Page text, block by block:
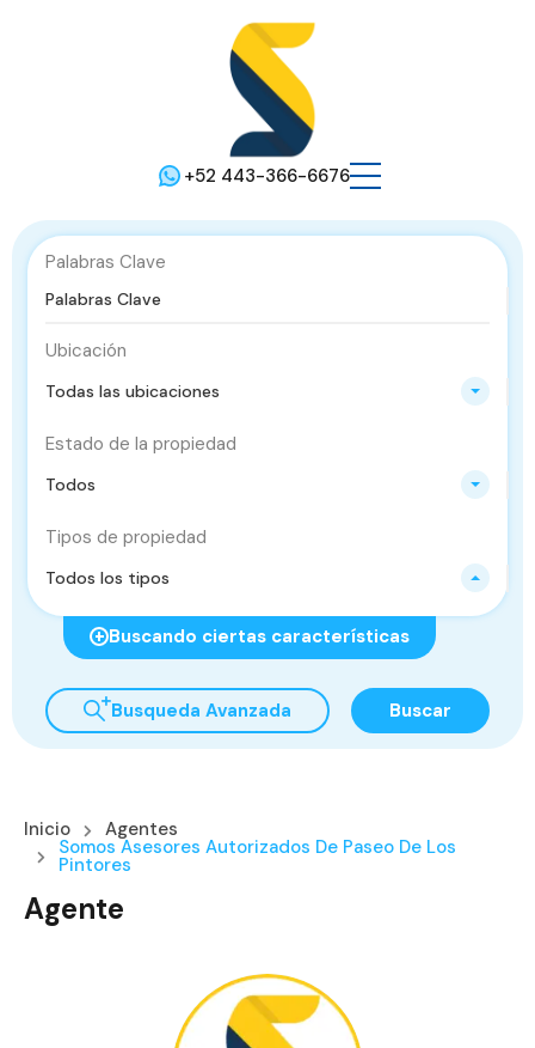
+52 443-366-6676
Palabras Clave
Ubicación
Todas las ubicaciones
Estado de la propiedad
Todos
Tipos de propiedad
Todos los tipos
Buscando ciertas características
Busqueda Avanzada Buscar
Inicio Agentes
Somos Asesores Autorizados De Paseo De Los
Pintores
Agente